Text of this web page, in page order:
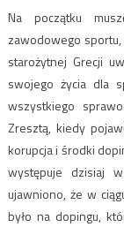
Na początku
zawodowego sportu,
starożytnej Grecji
swojego życia dla
wszystkiego
Zresztą, kiedy
korupcja i środki
występuje dzisiaj
ujawniono, że w
było na dopingu,